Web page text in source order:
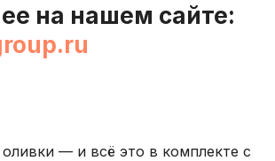
на нашем сайте:
— и всё это в комплекте с